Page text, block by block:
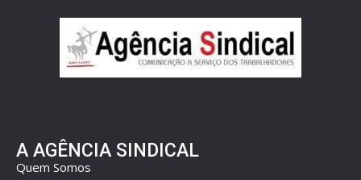
A AGÊNCIA SINDICAL
Quem Somos